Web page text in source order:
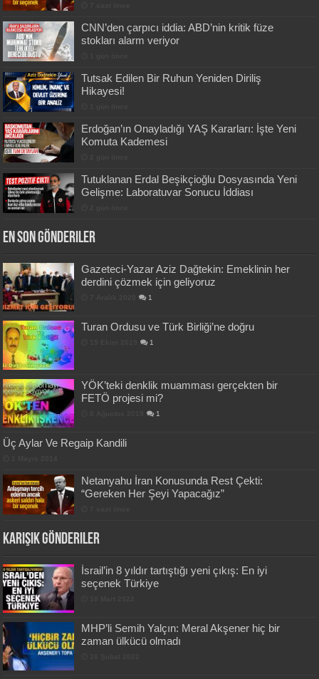
CNN’den çarpıcı iddia: ABD’nin kritik füze
stokları alarm veriyor
Tutsak Edilen Bir Ruhun Yeniden Diriliş
Hikayesi!
Erdoğan’ın Onayladığı YAŞ Kararları: İşte Yeni
Komuta Kademesi
Tutuklanan Erdal Beşikçioğlu Dosyasında Yeni
Gelişme: Laboratuvar Sonucu İddiası
En Son Gönderiler
Gazeteci-Yazar Aziz Dağtekin: Emeklinin her
derdini çözmek için geliyoruz
1
Turan Ordusu ve Türk Birliği’ne doğru
1
YÖK’teki denklik muamması gerçekten bir
FETÖ projesi mi?
1
Üç Aylar Ve Regaip Kandili
Netanyahu İran Konusunda Rest Çekti:
“Gereken Her Şeyi Yapacağız”
Karışık Gönderiler
İsrail’in 8 yıldır tartıştığı yeni çıkış: En iyi
seçenek Türkiye
MHP’li Semih Yalçın: Meral Akşener hiç bir
zaman ülkücü olmadı